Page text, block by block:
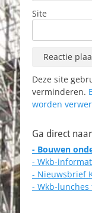
Site
Deze site
verminderen.
worden
Ga direct
- Bouwen
- Wkb-
- Nieuwsbrief
- Wkb-